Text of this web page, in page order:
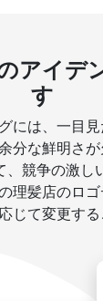
アイデ
す
には、一目
分な鮮明さ
、競争の激し
理髪店のロゴ
じて変更する